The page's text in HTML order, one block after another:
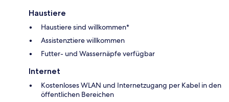
Haustiere
Haustiere sind willkommen*
Assistenztiere willkommen
Futter- und Wassernäpfe verfügbar
Internet
Kostenloses WLAN und Internetzugang per Kabel in den
öffentlichen Bereichen